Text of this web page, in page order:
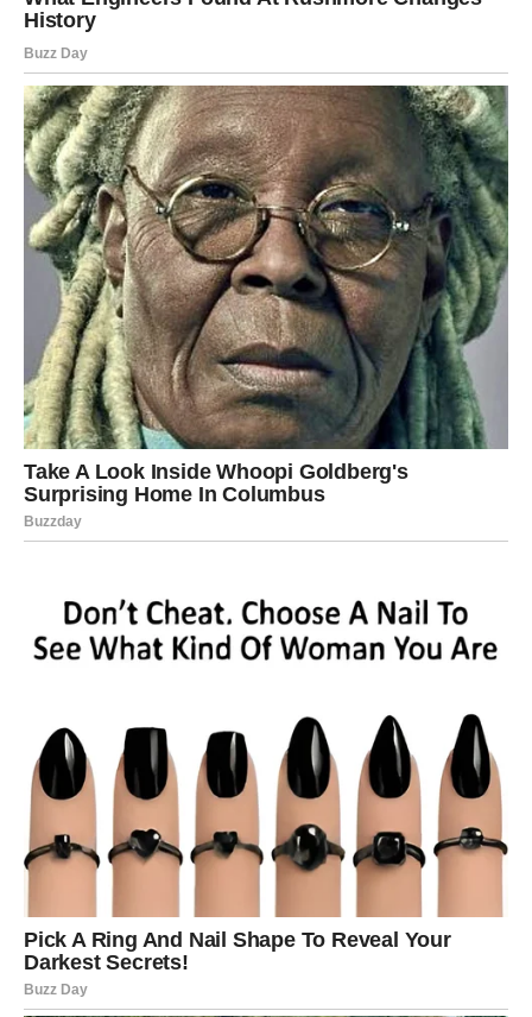
realne situacije. Slobodni Lavovi mogu upoznati nekoga
ko ih potpuno izbaci iz ravnoteže.
Na polju posla, danas je dobar dan za završavanje
obaveza, ali ne i za nove početke. Sačekaj još malo –
pravi trenutak tek dolazi.
DEVICA
Devica danas ima potrebu da sve dovede u red – i u sebi i
oko sebe. Međutim, ne možeš kontrolisati baš sve.
Na emotivnom planu, Devica shvata da previše daje, a
premalo dobija zauzvrat. Ovo je dan u kojem postavljaš
granice. Ako si u vezi, može doći do ozbiljnog razgovora.
Ako si slobodan, shvataš da više ne želiš površne
odnose.
Moguće su pohvale ili priznanje.
Vaga danas oseća unutrašnji nemir. Iako spolja deluješ
smireno, u tebi se vode ozbiljne dileme.
U ljubavi, Vaga mora da odluči – da li ostaje u nečemu što
joj daje sigurnost, ali ne i strast, ili pravi korak u
izgovoriš naglas.
Na finansijskom planu, budi oprezan. Ne troši impulsivno